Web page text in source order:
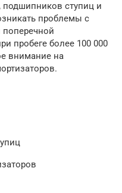
ступиц и
проблемы с
пробеге более 100 000
внимание на